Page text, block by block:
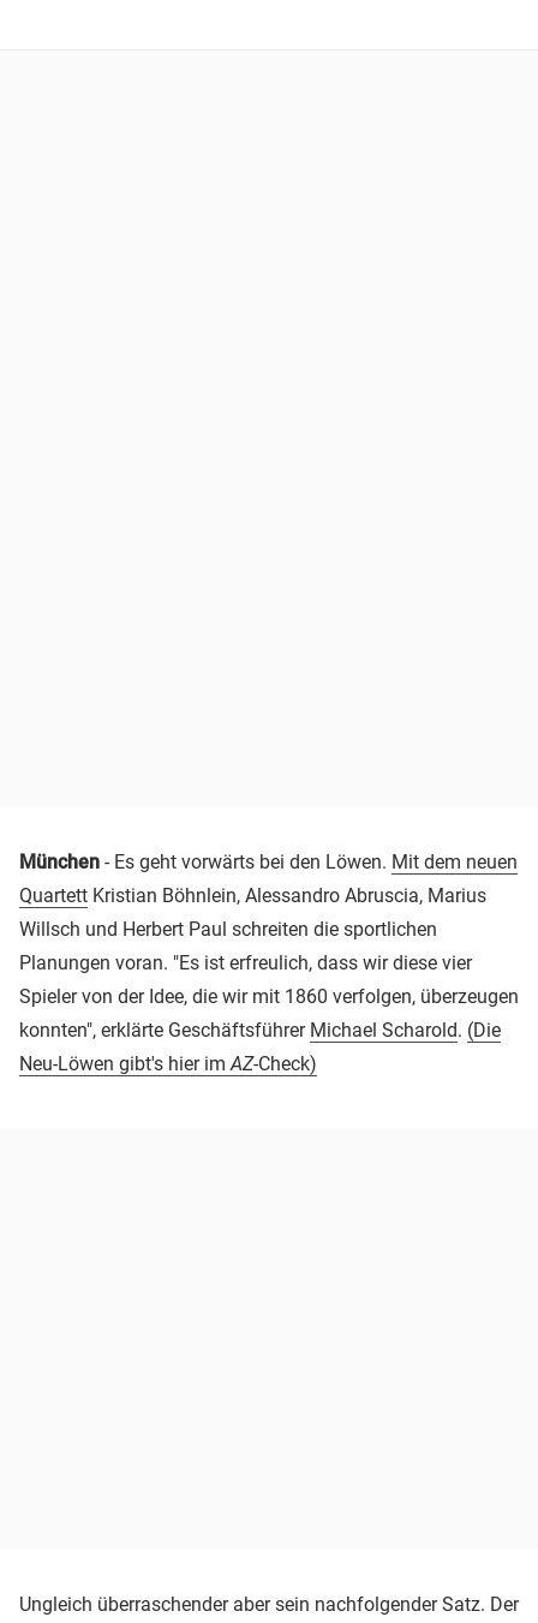
München - Es geht vorwärts bei den Löwen. Mit dem neuen
Quartett Kristian Böhnlein, Alessandro Abruscia, Marius
Willsch und Herbert Paul schreiten die sportlichen
Planungen voran. "Es ist erfreulich, dass wir diese vier
Spieler von der Idee, die wir mit 1860 verfolgen, überzeugen
konnten", erklärte Geschäftsführer Michael Scharold. (Die
Neu-Löwen gibt's hier im AZ-Check)
Ungleich überraschender aber sein nachfolgender Satz. Der